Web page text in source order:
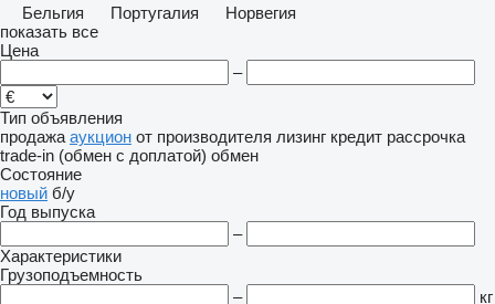
Бельгия
Португалия
Норвегия
показать все
Цена
–
Тип объявления
продажа аукцион от производителя лизинг кредит рассрочка
trade-in (обмен с доплатой) обмен
Состояние
новый б/у
Год выпуска
–
Характеристики
Грузоподъемность
–
кг